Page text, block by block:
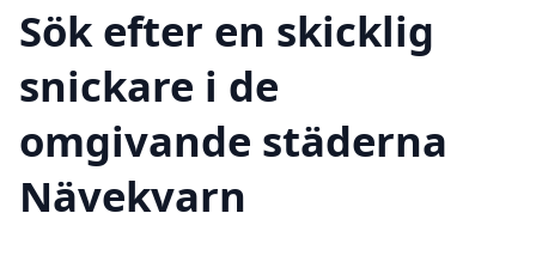
Sök efter en skicklig
snickare i de
omgivande städerna
Nävekvarn